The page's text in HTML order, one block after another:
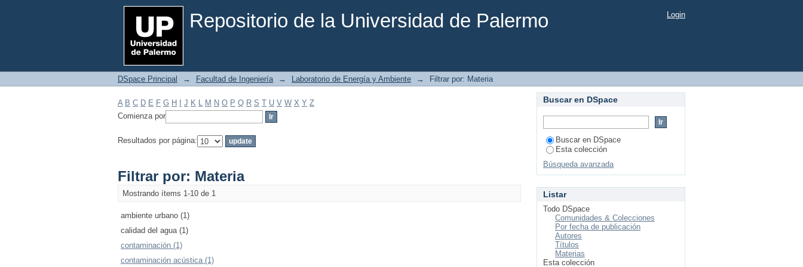
Repositorio de la Universidad de Palermo
Filtrar por: Materia Login
DSpace Principal → Facultad de Ingeniería → Laboratorio de Energía y Ambiente → Filtrar por: Materia
A B C D E F G H J K L M N O P Q R S T U V W X Y Z
Comienza por
Resultados por página:
Filtrar por: Materia
Mostrando ítems 1-10 de 1
ambiente urbano (1)
calidad del agua (1)
contaminación (1)
contaminación acústica (1)
Buscar en DSpace
Buscar en DSpace
Esta colección
Búsqueda avanzada
Listar
Todo DSpace
Comunidades & Colecciones
Por fecha de publicación
Autores
Títulos
Materias
Esta colección